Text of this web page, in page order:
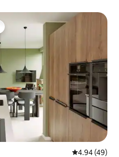
Calificación
4.94 (49)